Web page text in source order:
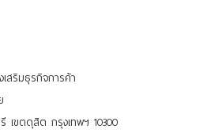
เสริมธุรกิจการค้า
เขตดุสิต กรุงเทพฯ 10300